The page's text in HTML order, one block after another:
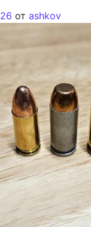
от ashkov